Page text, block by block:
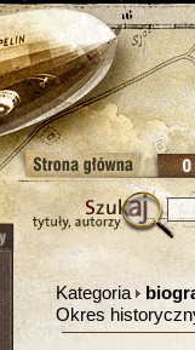
Kategoria
Okres